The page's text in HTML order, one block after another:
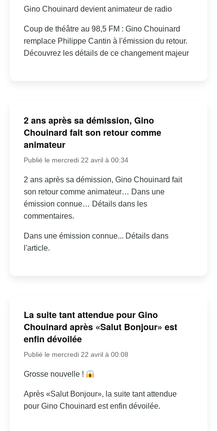
Gino Chouinard devient animateur de radio
Coup de théâtre au 98,5 FM : Gino Chouinard
remplace Philippe Cantin à l'émission du retour.
Découvrez les détails de ce changement majeur
2 ans après sa démission, Gino
Chouinard fait son retour comme
animateur
Publié le mercredi 22 avril à 00:34
2 ans après sa démission, Gino Chouinard fait
son retour comme animateur… Dans une
émission connue… Détails dans les
commentaires.
Dans une émission connue... Détails dans
l'article.
La suite tant attendue pour Gino
Chouinard après «Salut Bonjour» est
enfin dévoilée
Publié le mercredi 22 avril à 00:08
Grosse nouvelle !
Après «Salut Bonjour», la suite tant attendue
pour Gino Chouinard est enfin dévoilée.